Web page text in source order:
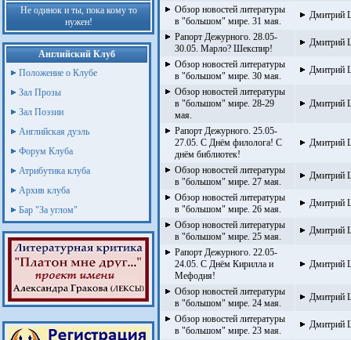
Не одинок и ты, пока кому то
нужен!
Английский Клуб
Положение о Клубе
Зал Прозы
Зал Поэзии
Английская дуэль
Форум Клуба
Атрибутика клуба
Архив клуба
Бар "За углом"
Обзор новостей литературы
в "большом" мире. 31 мая.
Дмитрий
Рапорт Дежурного. 28.05-
30.05. Марло? Шекспир!
Дмитрий
Обзор новостей литературы
в "большом" мире. 30 мая.
Дмитрий
Обзор новостей литературы
в "большом" мире. 28-29
мая.
Дмитрий
Рапорт Дежурного. 25.05-
27.05. С Днём филолога! С
днём библиотек!
Дмитрий
Обзор новостей литературы
в "большом" мире. 27 мая.
Дмитрий
Обзор новостей литературы
в "большом" мире. 26 мая.
Дмитрий
Обзор новостей литературы
в "большом" мире. 25 мая.
Дмитрий
Рапорт Дежурного. 22.05-
24.05. С Днём Кирилла и
Мефодия!
Дмитрий
Обзор новостей литературы
в "большом" мире. 24 мая.
Дмитрий
Обзор новостей литературы
в "большом" мире. 23 мая.
Дмитрий